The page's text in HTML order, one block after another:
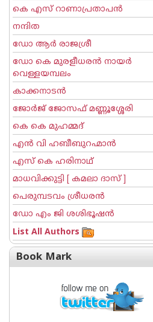
കെ എസ് റാണാപ്രതാപന്‍
നന്ദിത
ഡോ ആര്‍ രാജശ്രീ
ഡോ കെ മുരളീധരന്‍ നായര്‍
വെള്ളയമ്പലം
കാക്കനാടന്‍
ജോര്‍ജ് ജോസഫ് മണ്ണൂശ്ശേരി
കെ കെ മുഹമ്മദ്
എന്‍ വി ഹബീബുറഹ്മാന്‍
എസ് കെ ഹരിനാഥ്
മാധവിക്കുട്ടി [ കമലാ ദാസ് ]
പെരുമ്പടവം ശ്രീധര‌ന്‍
ഡോ എം ജി ശശിഭൂഷന്‍
List All Authors
Book Mark